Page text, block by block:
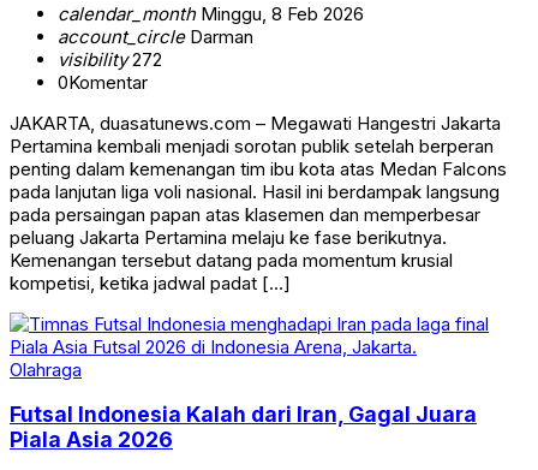
calendar_monthMinggu, 8 Feb 2026
account_circleDarman
visibility272
0Komentar
JAKARTA, duasatunews.com – Megawati Hangestri Jakarta
Pertamina kembali menjadi sorotan publik setelah berperan
penting dalam kemenangan tim ibu kota atas Medan Falcons
pada lanjutan liga voli nasional. Hasil ini berdampak langsung
pada persaingan papan atas klasemen dan memperbesar
peluang Jakarta Pertamina melaju ke fase berikutnya.
Kemenangan tersebut datang pada momentum krusial
kompetisi, ketika jadwal padat […]
Olahraga
Futsal Indonesia Kalah dari Iran, Gagal Juara
Piala Asia 2026